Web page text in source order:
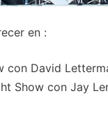
en :
con David
Show con Jay